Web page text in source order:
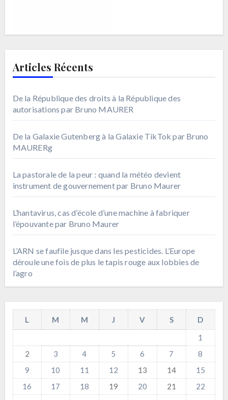
Articles Récents
De la République des droits à la République des
autorisations par Bruno MAURER
De la Galaxie Gutenberg à la Galaxie TikTok par Bruno
MAURERg
La pastorale de la peur : quand la météo devient
instrument de gouvernement par Bruno Maurer
L’hantavirus, cas d’école d’une machine à fabriquer
l’épouvante par Bruno Maurer
L’ARN se faufile jusque dans les pesticides. L’Europe
déroule une fois de plus le tapis rouge aux lobbies de
l’agro
L M M J V S
D
1
2
3 4 5 6 7
8
9
10 11 12 13 14
15
16
17 18 19 20 21
22